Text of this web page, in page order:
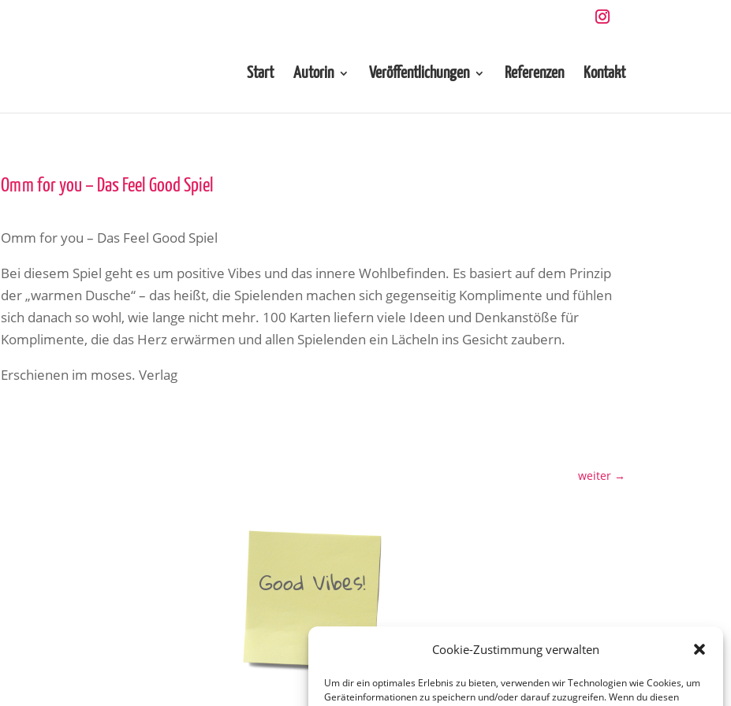
Cookie-Zustimmung verwalten
Um dir ein optimales Erlebnis zu bieten, verwenden wir Technologien wie Cookies, um
Geräteinformationen zu speichern und/oder darauf zuzugreifen. Wenn du diesen
Start Autorin Veröffentlichungen Referenzen Kontakt
Omm for you – Das Feel Good Spiel
Omm for you – Das Feel Good Spiel
Bei diesem Spiel geht es um positive Vibes und das innere Wohlbefinden. Es basiert auf dem Prinzip
der „warmen Dusche“ – das heißt, die Spielenden machen sich gegenseitig Komplimente und fühlen
sich danach so wohl, wie lange nicht mehr. 100 Karten liefern viele Ideen und Denkanstöße für
Komplimente, die das Herz erwärmen und allen Spielenden ein Lächeln ins Gesicht zaubern.
Erschienen im moses. Verlag
weiter→
Good Vibes!